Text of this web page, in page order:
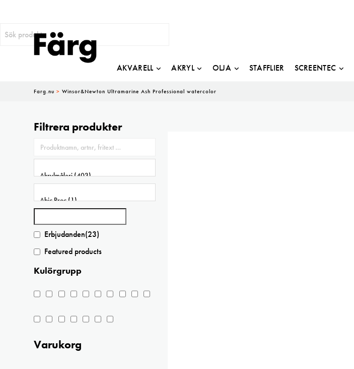
AKVARELL AKRYL OLJA STAFFLIER SCREENTEC
Farg.nu >Winsor&Newton Ultramarine Ash Professional watercolor
Filtrera produkter
Erbjudanden(23)
Featured products
Kulörgrupp
Varukorg